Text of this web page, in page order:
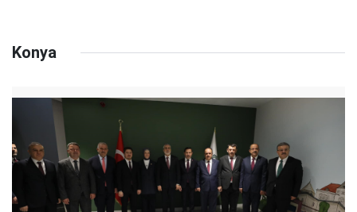
Konya